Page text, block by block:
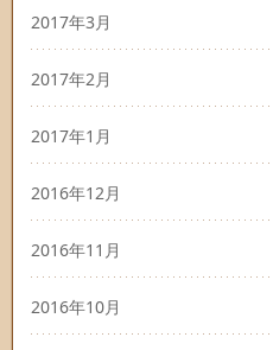
2017年3月
2017年2月
2017年1月
2016年12月
2016年11月
2016年10月